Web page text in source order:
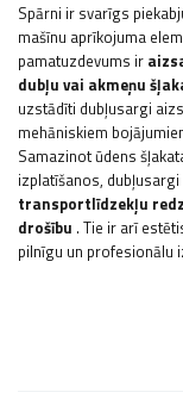
Spārni ir svarīgs
mašīnu aprīkojuma
pamatuzdevums ir
dubļu vai akmeņu
uzstādīti dubļusargi
mehāniskiem
Samazinot ūdens
izplatīšanos,
transportlīdzekļu
drošību . Tie ir arī
pilnīgu un profesionālu